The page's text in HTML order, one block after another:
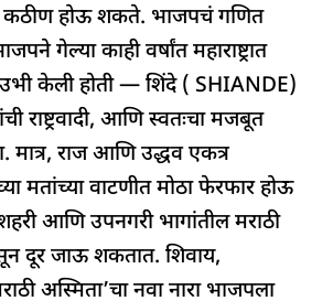
कठीण होऊ शकते. भाजपचं गणित
गेल्या काही वर्षांत महाराष्ट्रात
केली होती — शिंदे ( SHIANDE)
राष्ट्रवादी, आणि स्वतःचा मजबूत
मात्र, राज आणि उद्धव एकत्र
मतांच्या वाटणीत मोठा फेरफार होऊ
आणि उपनगरी भागांतील मराठी
दूर जाऊ शकतात. शिवाय,
अस्मिता’चा नवा नारा भाजपला